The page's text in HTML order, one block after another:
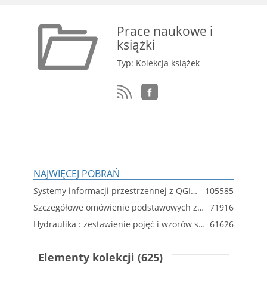
Prace naukowe i
książki
Typ: Kolekcja książek
NAJWIĘCEJ POBRAŃ
Systemy informacji przestrzennej z QGIS : podręcznik akademicki. Cz. 1 i 2
105585
Szczegółowe omówienie podstawowych zagadnień teorii sprężystości 71916
Hydraulika : zestawienie pojęć i wzorów stosowanych w budownictwie : podręcznik dla studentów wyższych szkół technicznych 61626
Elementy kolekcji (625)